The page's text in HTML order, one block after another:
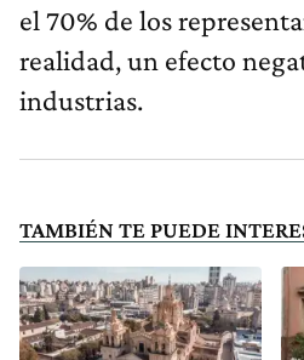
el 70% de los
realidad, un efecto
industrias.
TAMBIÉN TE PUEDE